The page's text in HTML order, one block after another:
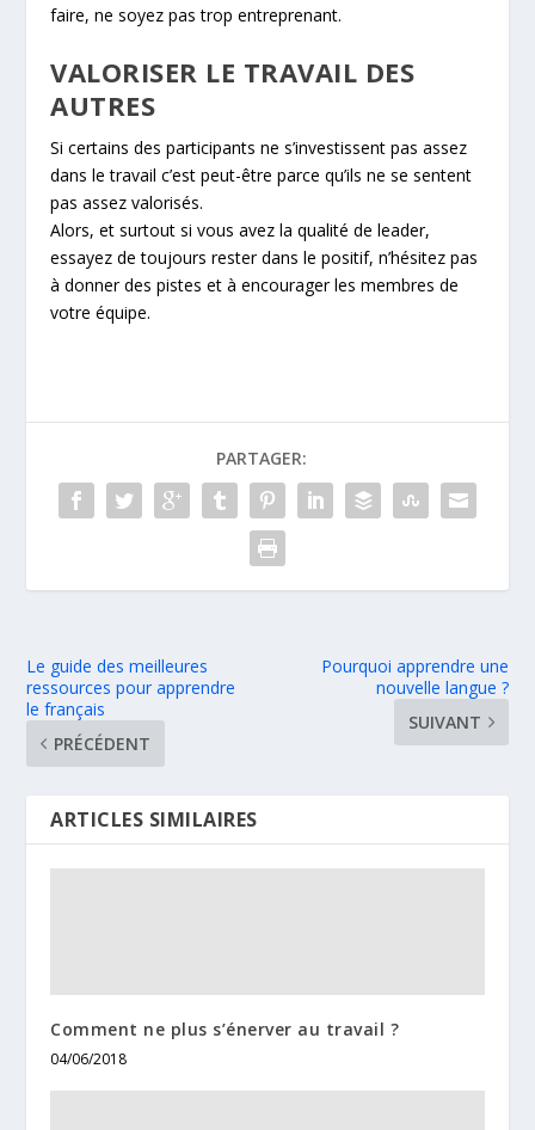
faire, ne soyez pas trop entreprenant.
VALORISER LE TRAVAIL DES
AUTRES
Si certains des participants ne s’investissent pas assez
dans le travail c’est peut-être parce qu’ils ne se sentent
pas assez valorisés.
Alors, et surtout si vous avez la qualité de leader,
essayez de toujours rester dans le positif, n’hésitez pas
à donner des pistes et à encourager les membres de
votre équipe.
PARTAGER:
Le guide des meilleures
ressources pour apprendre
le français
PRÉCÉDENT
Pourquoi apprendre une
nouvelle langue ?
SUIVANT
ARTICLES SIMILAIRES
Comment ne plus s’énerver au travail ?
04/06/2018